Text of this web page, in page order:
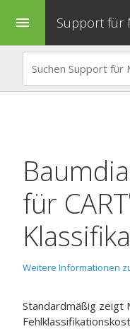
menu Support für
für CART
Weitere Informationen
Standardmäßig zeigt